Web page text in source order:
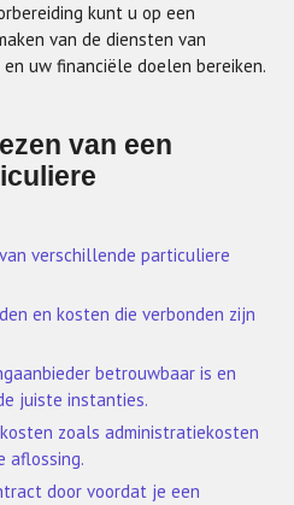
kunt u op een
van de diensten van
uw financiële doelen bereiken.
van een
verschillende particuliere
en kosten die verbonden zijn
betrouwbaar is en
juiste instanties.
zoals administratiekosten
aflossing.
door voordat je een